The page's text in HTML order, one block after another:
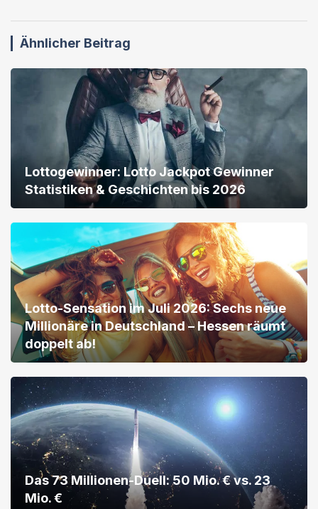
Ähnlicher Beitrag
Lottogewinner: Lotto Jackpot Gewinner
Statistiken & Geschichten bis 2026
Lotto-Sensation im Juli 2026: Sechs neue
Millionäre in Deutschland – Hessen räumt
doppelt ab!
Das 73 Millionen-Duell: 50 Mio. € vs. 23
Mio. €